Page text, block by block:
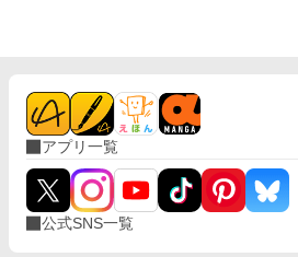
アプリ一覧
公式SNS一覧